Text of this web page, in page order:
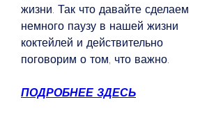
жизни. Так что давайте сделаем
немного паузу в нашей жизни
коктейлей и действительно
поговорим о том, что важно.
ПОДРОБНЕЕ ЗДЕСЬ